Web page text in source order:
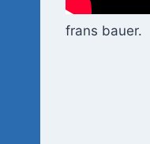
frans bauer.